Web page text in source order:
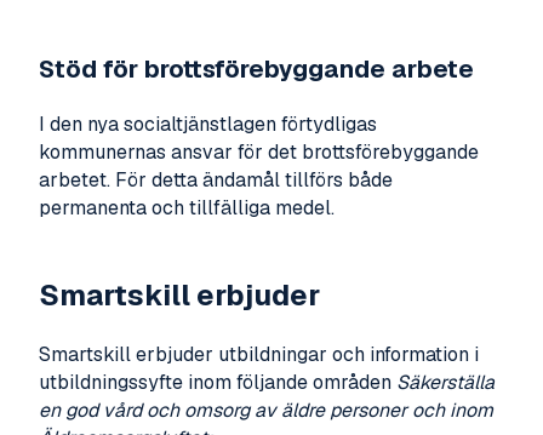
Stöd för brottsförebyggande arbete
I den nya socialtjänstlagen förtydligas
kommunernas ansvar för det brottsförebyggande
arbetet. För detta ändamål tillförs både
permanenta och tillfälliga medel.
Smartskill erbjuder
Smartskill erbjuder utbildningar och information i
utbildningssyfte inom följande områden Säkerställa
en god vård och omsorg av äldre personer och inom